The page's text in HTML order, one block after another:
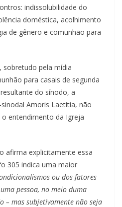
indissolubilidade do
doméstica, acolhimento
de gênero e comunhão para
sobretudo pela mídia
para casais de segunda
do sínodo, a
Amoris Laetitia, não
entendimento da Igreja
afirma explicitamente essa
305 indica uma maior
ou dos fatores
pessoa, no meio duma
– mas subjetivamente não seja